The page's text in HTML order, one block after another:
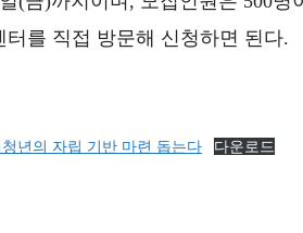
를 직접 방문해 신청하면 된다.
년의 자립 기반 마련 돕는다 다운로드